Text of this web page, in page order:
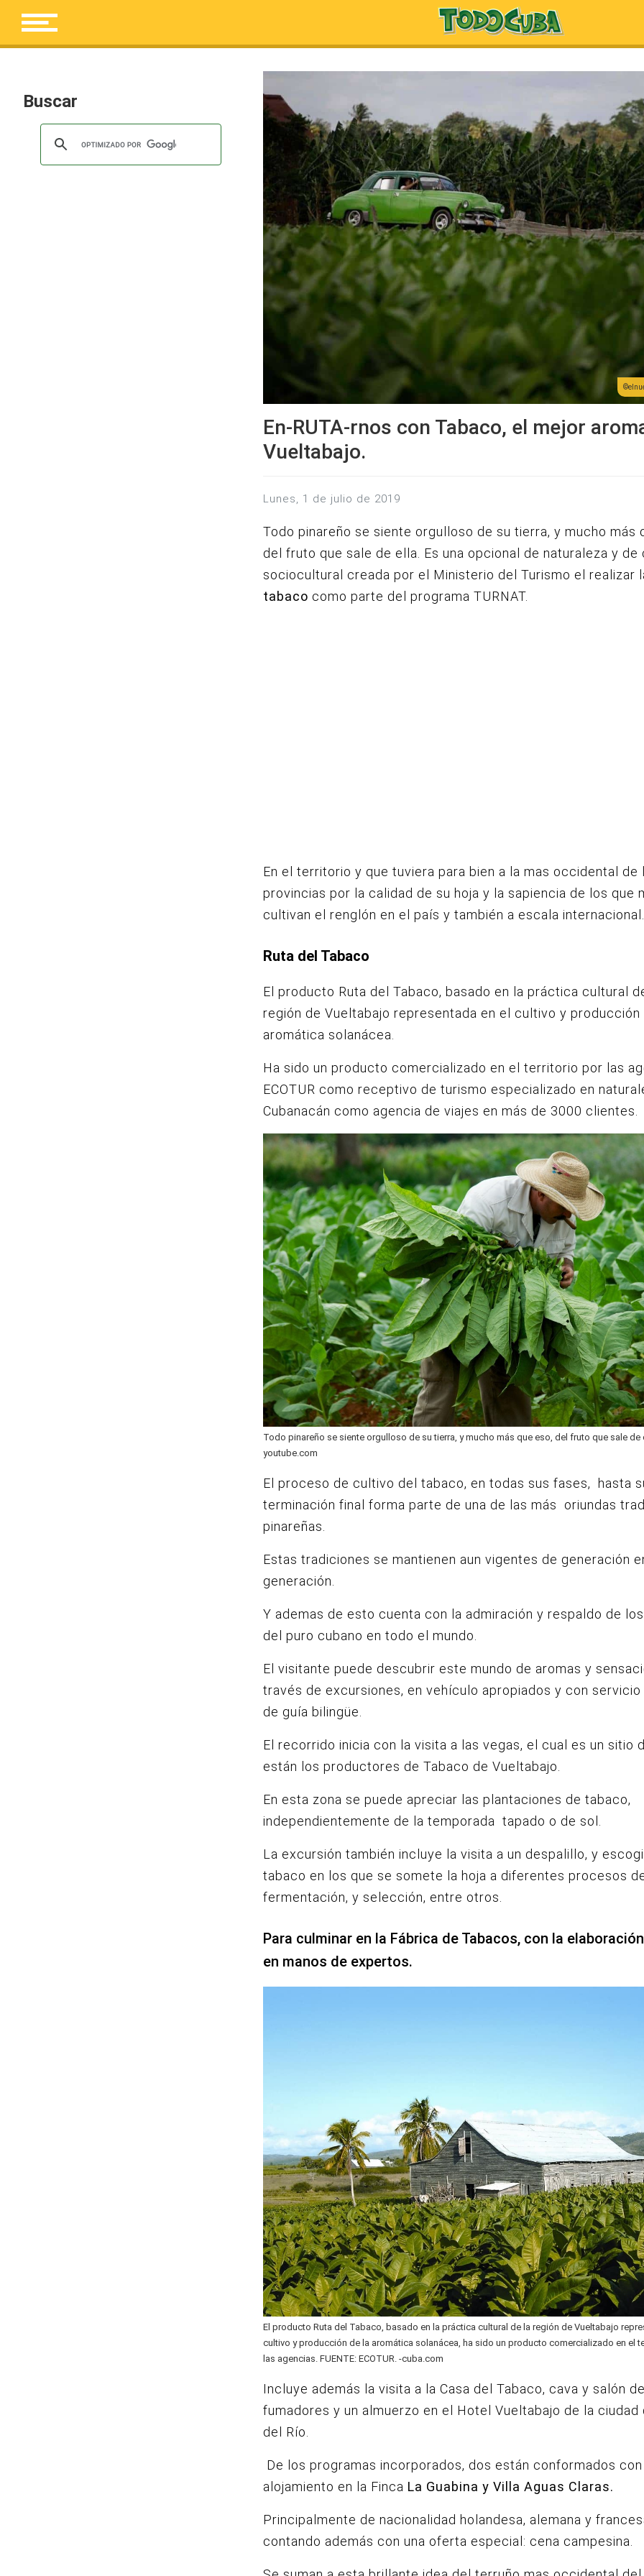
Buscar
En-RUTA-rnos con Tabaco, el mejor
Vueltabajo.
lunes, 1 de julio de 2019
Todo pinareño se siente orgulloso de su tierra, y mucho más
del fruto que sale de ella. Es una opcional de naturaleza y de
sociocultural creada por el Ministerio del Turismo el realizar
tabaco como parte del programa TURNAT.
En el territorio y que tuviera para bien a la mas occidental de
provincias por la calidad de su hoja y la sapiencia de los que
cultivan el renglón en el país y también a escala internacional.
Ruta del Tabaco
El producto Ruta del Tabaco, basado en la práctica cultural
región de Vueltabajo representada en el cultivo y producción
aromática solanácea.
Ha sido un producto comercializado en el territorio por las
ECOTUR como receptivo de turismo especializado en
Cubanacán como agencia de viajes en más de 3000 clientes.
Todo pinareño se siente orgulloso de su tierra, y mucho más que eso, del fruto que sale de
youtube.com
El proceso de cultivo del tabaco, en todas sus fases, hasta
terminación final forma parte de una de las más oriundas
pinareñas.
Estas tradiciones se mantienen aun vigentes de generación
generación.
Y ademas de esto cuenta con la admiración y respaldo de
del puro cubano en todo el mundo.
El visitante puede descubrir este mundo de aromas y
través de excursiones, en vehículo apropiados y con servicio
de guía bilingüe.
El recorrido inicia con la visita a las vegas, el cual es un sitio
están los productores de Tabaco de Vueltabajo.
En esta zona se puede apreciar las plantaciones de tabaco,
independientemente de la temporada tapado o de sol.
La excursión también incluye la visita a un despalillo, y
tabaco en los que se somete la hoja a diferentes procesos
fermentación, y selección, entre otros.
Para culminar en la Fábrica de Tabacos, con la
en manos de expertos.
El producto Ruta del Tabaco, basado en la práctica cultural de la región de Vueltabajo
cultivo y producción de la aromática solanácea, ha sido un producto comercializado en el
las agencias. FUENTE: ECOTUR. -cuba.com
Incluye además la visita a la Casa del Tabaco, cava y salón de
fumadores y un almuerzo en el Hotel Vueltabajo de la ciudad
del Río.
De los programas incorporados, dos están conformados con
alojamiento en la Finca La Guabina y Villa Aguas Claras.
Principalmente de nacionalidad holandesa, alemana y
contando además con una oferta especial: cena campesina.